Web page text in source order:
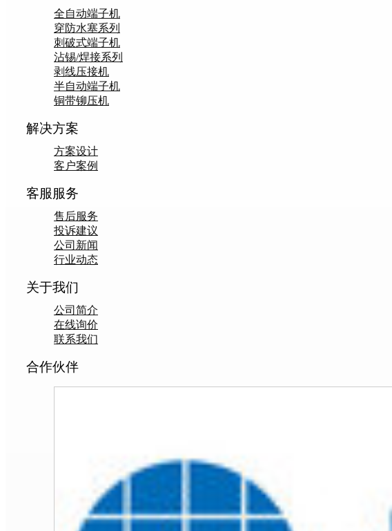
全自动端子机
穿防水塞系列
刺破式端子机
沾锡/焊接系列
剥线压接机
半自动端子机
铜带铆压机
解决方案
方案设计
客户案例
客服服务
售后服务
投诉建议
公司新闻
行业动态
关于我们
公司简介
在线询价
联系我们
合作伙伴